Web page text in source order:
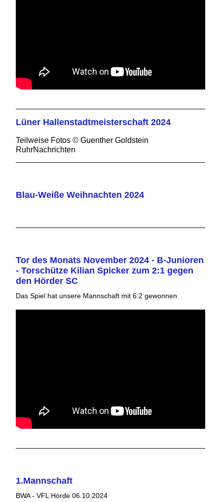
Lüner Hallenstadtmeisterschaft 2024
Teilweise Fotos © Guenther Goldstein
RuhrNachrichten
Blau-Weiße Weihnachten 2024
Tor des Monats November 2024 - B-Junioren
- Torschütze Kilian Spicker zum 2:1 gegen
den Hörder SC
Das Spiel hat unsere Mannschaft mit 6:2 gewonnen
1.Mannschaft
BWA - VFL Hörde 06.10.2024